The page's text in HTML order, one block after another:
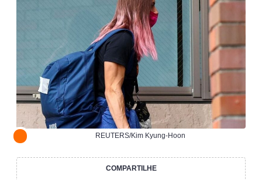
REUTERS/Kim Kyung-Hoon
COMPARTILHE